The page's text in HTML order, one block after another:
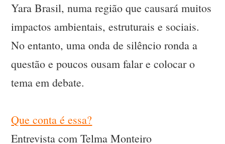
Yara Brasil, numa região que causará muitos
impactos ambientais, estruturais e sociais.
No entanto, uma onda de silêncio ronda a
questão e poucos ousam falar e colocar o
tema em debate.
Que conta é essa?
Entrevista com Telma Monteiro